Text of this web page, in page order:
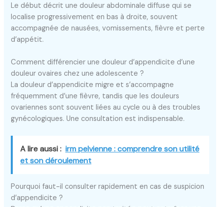
Le début décrit une douleur abdominale diffuse qui se
localise progressivement en bas à droite, souvent
accompagnée de nausées, vomissements, fièvre et perte
d’appétit.
Comment différencier une douleur d’appendicite d’une
douleur ovaires chez une adolescente ?
La douleur d’appendicite migre et s’accompagne
fréquemment d’une fièvre, tandis que les douleurs
ovariennes sont souvent liées au cycle ou à des troubles
gynécologiques. Une consultation est indispensable.
A lire aussi : irm pelvienne : comprendre son utilité
et son déroulement
Pourquoi faut-il consulter rapidement en cas de suspicion
d’appendicite ?